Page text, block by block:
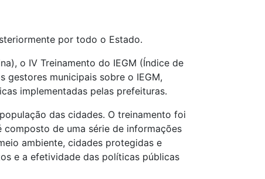
por todo o Estado.
o IV Treinamento do IEGM (Índice de
municipais sobre o IEGM,
implementadas pelas prefeituras.
das cidades. O treinamento foi
composto de uma série de informações
ambiente, cidades protegidas e
e a efetividade das políticas públicas